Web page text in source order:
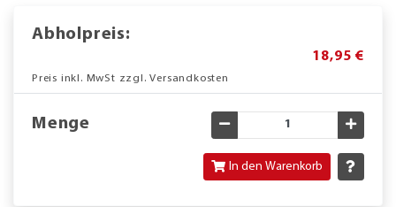
Abholpreis:
18,95 €
Preis inkl. MwSt zzgl. Versandkosten
Menge Gewünschte Menge
In den Warenkorb